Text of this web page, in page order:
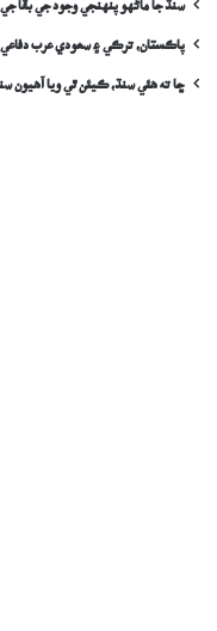
سنڌ جا ماڻهو پنهنجي وجود جي بقا
پاڪستان، ترڪي ۽ سعودي عرب دفاعي
ڇا ته هئي سنڌ، ڪيئن ٿي ويا آهيون